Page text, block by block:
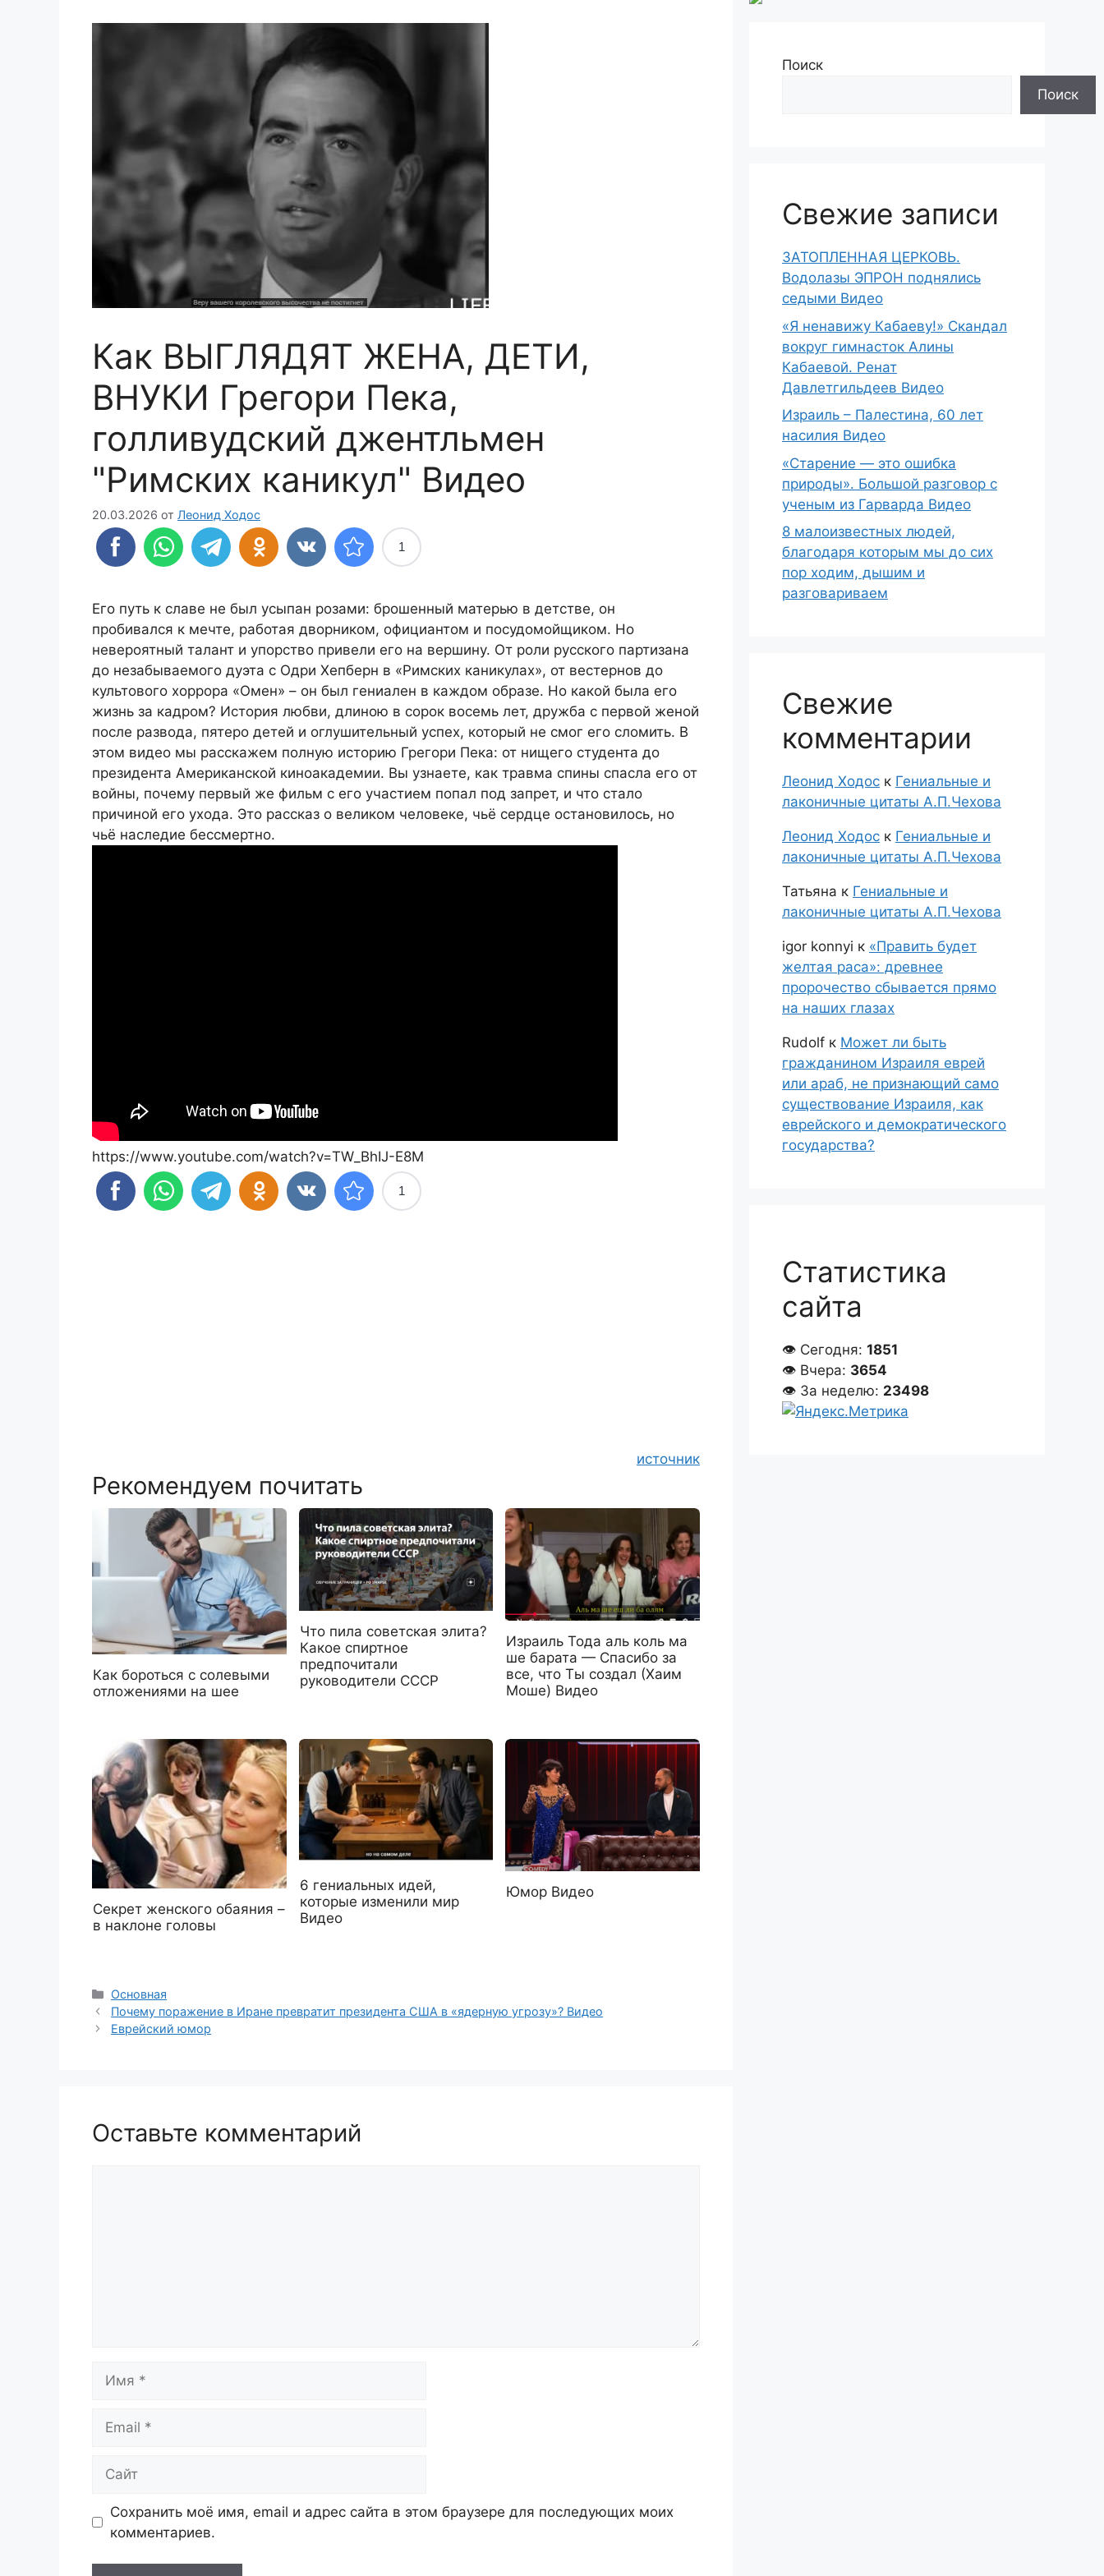
Как ВЫГЛЯДЯТ ЖЕНА, ДЕТИ,
ВНУКИ Грегори Пека,
голливудский джентльмен
"Римских каникул" Видео
20.03.2026 от Леонид Ходос
1
Его путь к славе не был усыпан розами: брошенный матерью в детстве, он
пробивался к мечте, работая дворником, официантом и посудомойщиком. Но
невероятный талант и упорство привели его на вершину. От роли русского партизана
до незабываемого дуэта с Одри Хепберн в «Римских каникулах», от вестернов до
культового хоррора «Омен» – он был гениален в каждом образе. Но какой была его
жизнь за кадром? История любви, длиною в сорок восемь лет, дружба с первой женой
после развода, пятеро детей и оглушительный успех, который не смог его сломить. В
этом видео мы расскажем полную историю Грегори Пека: от нищего студента до
президента Американской киноакадемии. Вы узнаете, как травма спины спасла его от
войны, почему первый же фильм с его участием попал под запрет, и что стало
причиной его ухода. Это рассказ о великом человеке, чьё сердце остановилось, но
чьё наследие бессмертно.
https://www.youtube.com/watch?v=TW_BhIJ-E8M
1
источник
Рекомендуем почитать
Как бороться с солевыми
отложениями на шее
Что пила советская элита?
Какое спиртное
предпочитали
руководители СССР
Израиль Тода аль коль ма
ше барата — Спасибо за
все, что Ты создал (Хаим
Моше) Видео
Секрет женского обаяния –
в наклоне головы
6 гениальных идей,
которые изменили мир
Видео
Юмор Видео
Рубрики
Основная
Почему поражение в Иране превратит президента США в «ядерную угрозу»? Видео
Еврейский юмор
Оставьте комментарий
Сохранить моё имя, email и адрес сайта в этом браузере для последующих моих
комментариев.
Поиск
Поиск
Свежие записи
ЗАТОПЛЕННАЯ ЦЕРКОВЬ.
Водолазы ЭПРОН поднялись
седыми Видео
«Я ненавижу Кабаеву!» Скандал
вокруг гимнасток Алины
Кабаевой. Ренат
Давлетгильдеев Видео
Израиль – Палестина, 60 лет
насилия Видео
«Старение — это ошибка
природы». Большой разговор с
ученым из Гарварда Видео
8 малоизвестных людей,
благодаря которым мы до сих
пор ходим, дышим и
разговариваем
Свежие
комментарии
Леонид Ходос к Гениальные и
лаконичные цитаты А.П.Чехова
Леонид Ходос к Гениальные и
лаконичные цитаты А.П.Чехова
Татьяна к Гениальные и
лаконичные цитаты А.П.Чехова
igor konnyi к «Править будет
желтая раса»: древнее
пророчество сбывается прямо
на наших глазах
Rudolf к Может ли быть
гражданином Израиля еврей
или араб, не признающий само
существование Израиля, как
еврейского и демократического
государства?
Статистика
сайта
👁 Сегодня: 1851
👁 Вчера: 3654
👁 За неделю: 23498